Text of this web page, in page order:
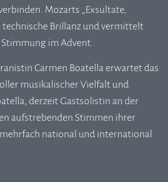
Mozarts „Exsultate,
technische Brillanz und vermittelt
im Advent.
Carmen Boatella erwartet das
musikalischer Vielfalt und
derzeit Gastsolistin an der
aufstrebenden Stimmen ihrer
national und international